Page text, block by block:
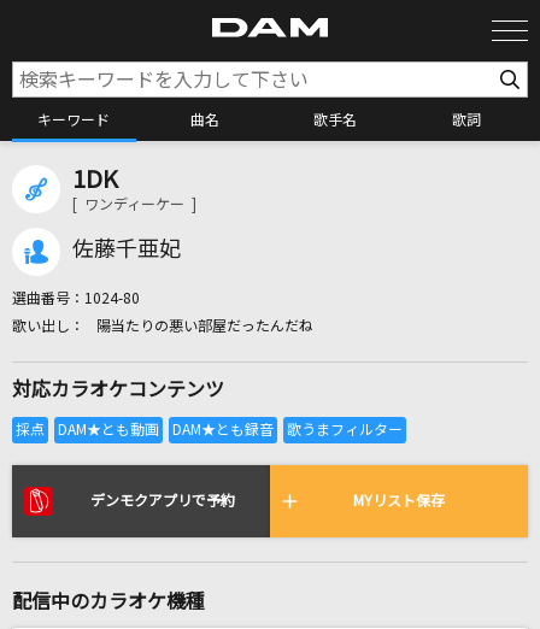
キーワード 曲名 歌手名 歌詞
全国りれき
リアルタイムで歌われている曲の一覧
1DK
[ ワンディーケー ]
佐藤千亜妃
選曲番号： 1024-80
陽当たりの悪い部屋だったんだね
対応カラオケコンテンツ
デンモクアプリで予約 MYリスト保存
配信中のカラオケ機種